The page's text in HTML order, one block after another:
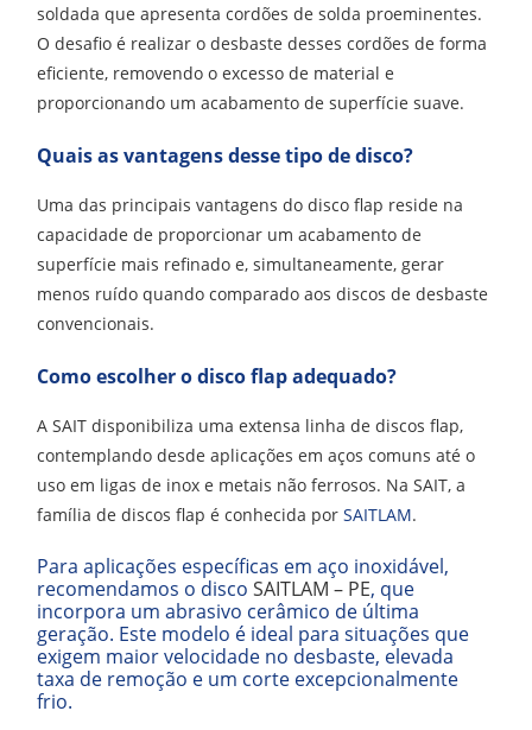
soldada que apresenta cordões de solda proeminentes.
O desafio é realizar o desbaste desses cordões de forma
eficiente, removendo o excesso de material e
proporcionando um acabamento de superfície suave.
Quais as vantagens desse tipo de disco?
Uma das principais vantagens do disco flap reside na
capacidade de proporcionar um acabamento de
superfície mais refinado e, simultaneamente, gerar
menos ruído quando comparado aos discos de desbaste
convencionais.
Como escolher o disco flap adequado?
A SAIT disponibiliza uma extensa linha de discos flap,
contemplando desde aplicações em aços comuns até o
uso em ligas de inox e metais não ferrosos. Na SAIT, a
família de discos flap é conhecida porSAITLAM.
Para aplicações específicas em aço inoxidável,
recomendamos o discoSAITLAM – PE, que
incorpora um abrasivo cerâmico de última
geração. Este modelo é ideal para situações que
exigem maior velocidade no desbaste, elevada
taxa de remoção e um corte excepcionalmente
frio.